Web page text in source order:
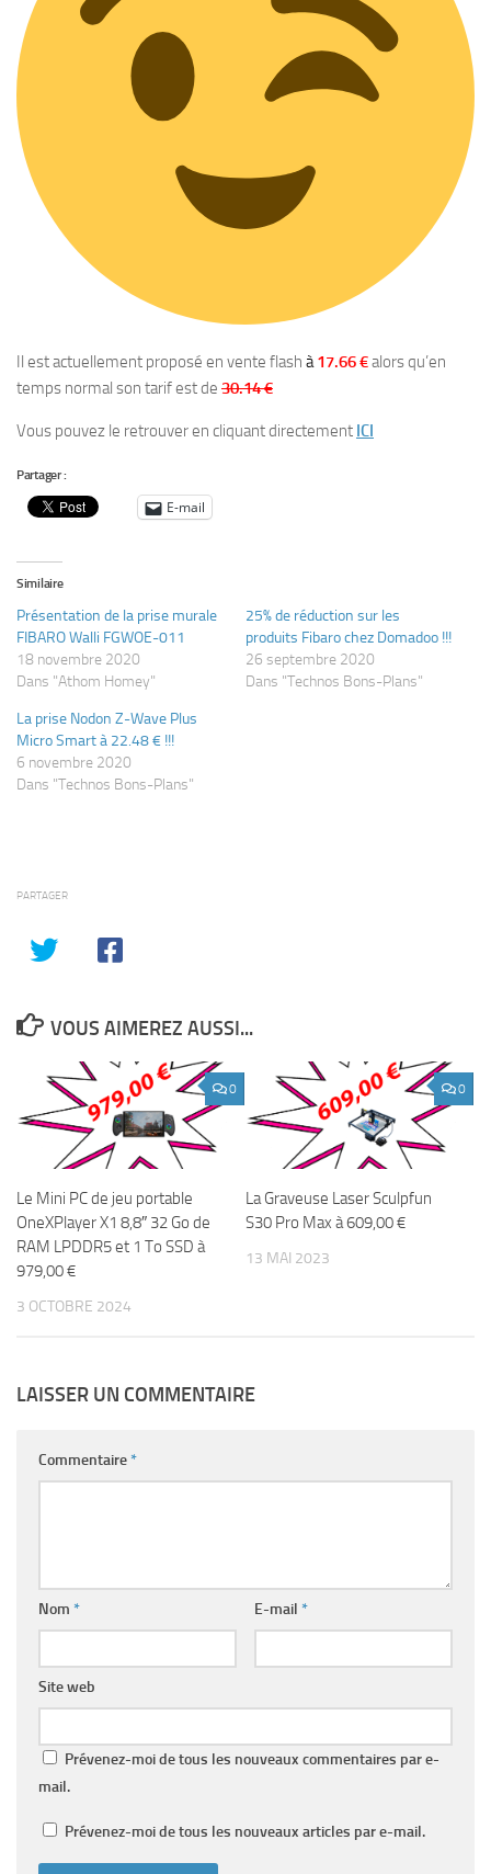
Il est actuellement proposé en vente flash à 17.66 €alors qu’en
temps normal son tarif est de 30.14 €
Vous pouvez le retrouver en cliquant directement ICI
Partager :
E-mail
Similaire
Présentation de la prise murale
FIBARO Walli FGWOE-011
18 novembre 2020
Dans "Athom Homey"
25% de réduction sur les
produits Fibaro chez Domadoo !!!
26 septembre 2020
Dans "Technos Bons-Plans"
La prise Nodon Z-Wave Plus
Micro Smart à 22.48 € !!!
6 novembre 2020
Dans "Technos Bons-Plans"
PARTAGER
VOUS AIMEREZ AUSSI...
0
Le Mini PC de jeu portable
OneXPlayer X1 8,8″ 32 Go de
RAM LPDDR5 et 1 To SSD à
979,00 €
3 OCTOBRE 2024
0
La Graveuse Laser Sculpfun
S30 Pro Max à 609,00 €
13 MAI 2023
LAISSER UN COMMENTAIRE
Commentaire*
Nom * E-mail *
Site web
Prévenez-moi de tous les nouveaux commentaires par e-
mail.
Prévenez-moi de tous les nouveaux articles par e-mail.